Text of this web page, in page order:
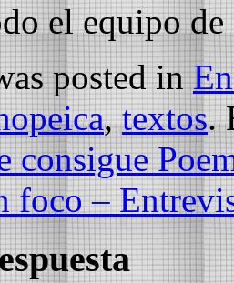
el equipo
posted in
,textos.
consigue
foco –